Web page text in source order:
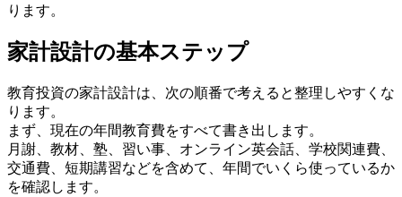
ります。
家計設計の基本ステップ
教育投資の家計設計は、次の順番で考えると整理しやすくな
ります。
まず、現在の年間教育費をすべて書き出します。
月謝、教材、塾、習い事、オンライン英会話、学校関連費、
交通費、短期講習などを含めて、年間でいくら使っているか
を確認します。